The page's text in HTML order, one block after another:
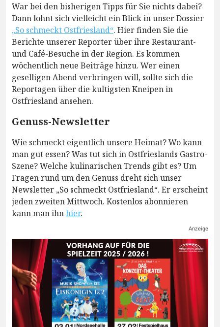
War bei den bisherigen Tipps für Sie nichts dabei?
Dann lohnt sich vielleicht ein Blick in unser Dossier
„So schmeckt Ostfriesland“. Hier finden Sie die
Berichte unserer Reporter über ihre Restaurant-
und Café-Besuche in der Region. Es kommen
wöchentlich neue Beiträge hinzu. Wer einen
geselligen Abend verbringen will, sollte sich die
Reportagen über die kultigsten Kneipen in
Ostfriesland ansehen.
Genuss-Newsletter
Wie schmeckt eigentlich unsere Heimat? Wo kann
man gut essen? Was tut sich in Ostfrieslands Gastro-
Szene? Welche kulinarischen Trends gibt es? Um
Fragen rund um den Genuss dreht sich unser
Newsletter „So schmeckt Ostfriesland“. Er erscheint
jeden zweiten Mittwoch. Kostenlos abonnieren
kann man ihnhier.
Anzeige